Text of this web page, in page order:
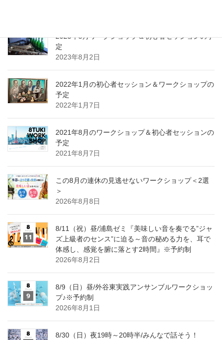
2023年8月ワークショップ＆初心者セッションの予
定
2023年8月2日
2022年1月の初心者セッション＆ワークショップの
予定
2022年1月7日
2021年8月のワークショップ＆初心者セッションの
予定
2021年8月7日
この8月の連休の見逃せないワークショップ＜2選
＞
2026年8月8日
8/11（祝）昼/浦島ゼミ『美味しい音を奏でる”ジャ
ズ上級者のセンス”に迫る～音の秘める力を、耳で
体感し、感覚を腑に落とす2時間』※予約制
2026年8月2日
8/9（日）昼/外谷東実践アンサンブルワークショッ
プ♪※予約制
2026年8月1日
8/30（日）夜19時～20時半/みんなで話そう！